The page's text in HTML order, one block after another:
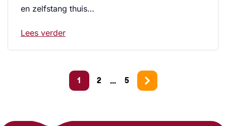
en zelfstang thuis…
Lees verder
1 2 ... 5